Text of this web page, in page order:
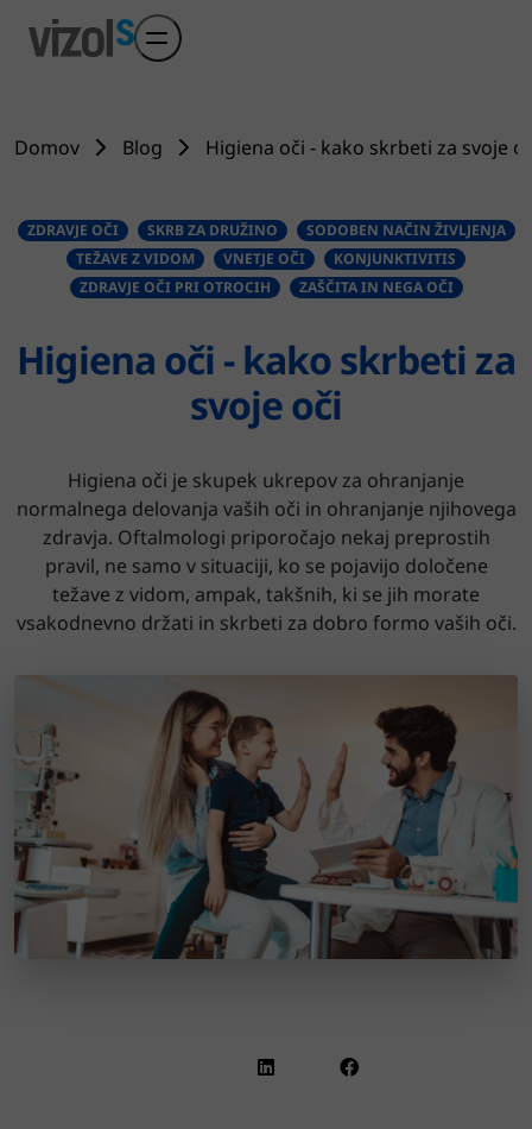
Domov Blog Higiena oči - kako skrbeti za svoje
ZDRAVJE OČI SKRB ZA DRUŽINO
SODOBEN NAČIN ŽIVLJENJA
TEŽAVE Z VIDOM
VNETJE OČI
KONJUNKTIVITIS
ZDRAVJE OČI PRI OTROCIH
ZAŠČITA IN NEGA OČI
Higiena oči - kako skrbeti za
svoje oči
Higiena oči je skupek ukrepov za ohranjanje
normalnega delovanja vaših oči in ohranjanje njihovega
zdravja. Oftalmologi priporočajo nekaj preprostih
pravil, ne samo v situaciji, ko se pojavijo določene
težave z vidom, ampak, takšnih, ki se jih morate
vsakodnevno držati in skrbeti za dobro formo vaših oči.